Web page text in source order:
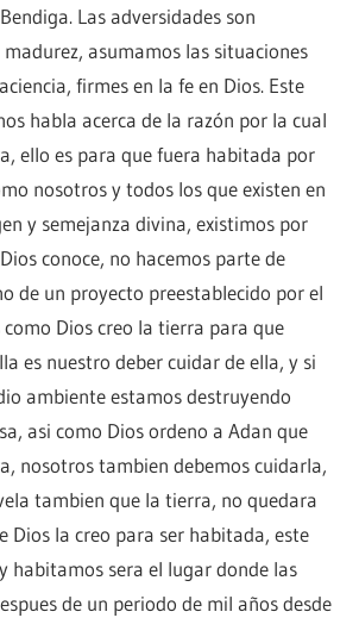
Las adversidades son
asumamos las situaciones
firmes en la fe en Dios. Este
habla acerca de la razón por la cual
ello es para que fuera habitada por
nosotros y todos los que existen en
y semejanza divina, existimos por
conoce, no hacemos parte de
de un proyecto preestablecido por el
Dios creo la tierra para que
es nuestro deber cuidar de ella, y si
ambiente estamos destruyendo
asi como Dios ordeno a Adan que
nosotros tambien debemos cuidarla,
tambien que la tierra, no quedara
Dios la creo para ser habitada, este
habitamos sera el lugar donde las
de un periodo de mil años desde